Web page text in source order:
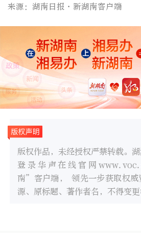
来源：湖南日报·新湖南客户端
版权作品，未经授权严禁转载。湖
登录华声在线官网
南”客户端， 领先一步获取权威
源、原标题、著作者名，不得变更